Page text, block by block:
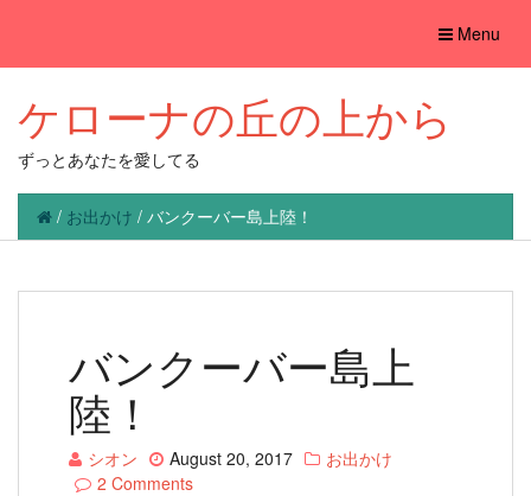
Toggle
Menu
ケローナの丘の上から
ずっとあなたを愛してる
/ お出かけ / バンクーバー島上陸！
バンクーバー島上
陸！
シオン August 20, 2017
お出かけ
2 Comments